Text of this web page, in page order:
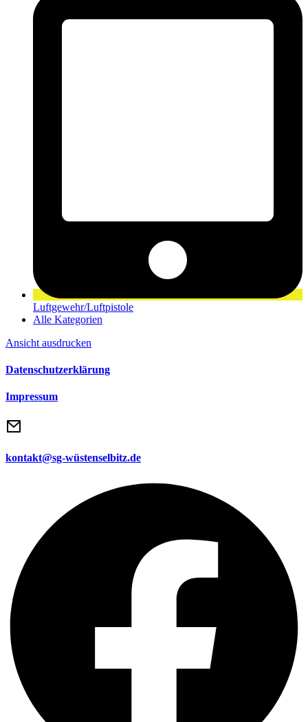
Luftgewehr/Luftpistole
Alle Kategorien
Ansicht ausdrucken
Datenschutzerklärung
Impressum
kontakt@sg-wüstenselbitz.de